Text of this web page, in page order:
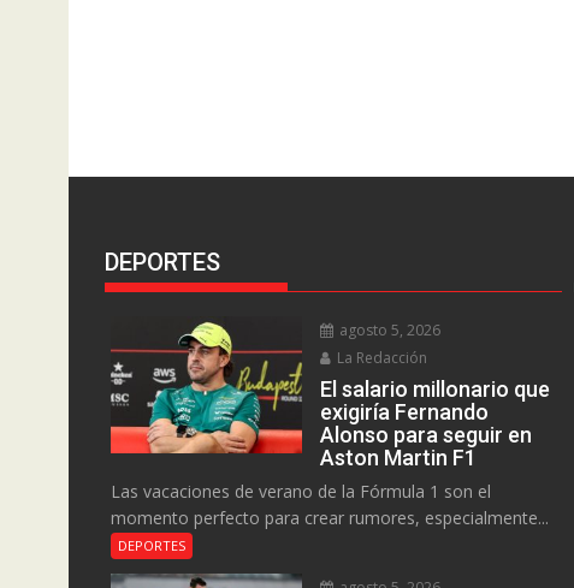
DEPORTES
agosto 5, 2026
La Redacción
El salario millonario que
exigiría Fernando
Alonso para seguir en
Aston Martin F1
Las vacaciones de verano de la Fórmula 1 son el
momento perfecto para crear rumores, especialmente...
DEPORTES